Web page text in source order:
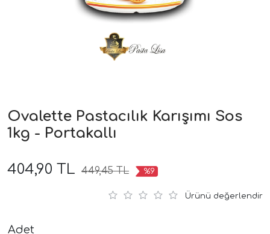
Ovalette Pastacılık Karışımı Sos
1kg - Portakallı
404,90 TL 449,45 TL %9
Ürünü değerlendir
Adet